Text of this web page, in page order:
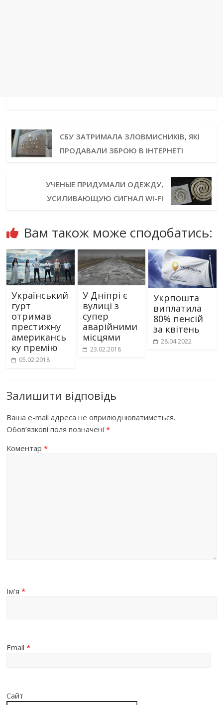
СБУ ЗАТРИМАЛА ЗЛОВМИСНИКІВ, ЯКІ
ПРОДАВАЛИ ЗБРОЮ В ІНТЕРНЕТІ
УЧЕНЫЕ ПРИДУМАЛИ ОДЕЖДУ,
УСИЛИВАЮЩУЮ СИГНАЛ WI-FI
Вам також може сподобатись:
Український
гурт
отримав
престижну
американсь
ку премію
05.02.2018
У Дніпрі є
вулиці з
супер
аварійними
місцями
23.02.2018
Укрпошта
виплатила
80% пенсій
за квітень
28.04.2022
Залишити відповідь
Ваша e-mail адреса не оприлюднюватиметься.
Обов’язкові поля позначені*
Коментар*
Ім'я*
Email*
Сайт